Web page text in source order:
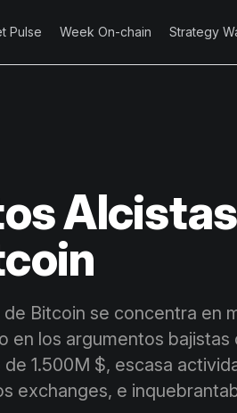
Pulse Week On-chain Strategy
Bitcoin se concentra en
en los argumentos bajistas
1.500M $, escasa
exchanges, e